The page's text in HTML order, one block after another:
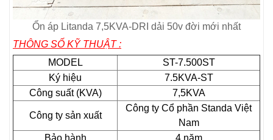
Ổn áp Litanda 7,5KVA-DRI dải 50v đời mới nhất
THÔNG SỐ KỸ THUẬT :
MODEL
ST-7.500ST
Ký hiệu
7.5KVA-ST
Công suất (KVA)
7,5KVA
Công ty sản xuất
Công ty Cổ phần Standa Việt
Nam
Bảo hành
4 năm